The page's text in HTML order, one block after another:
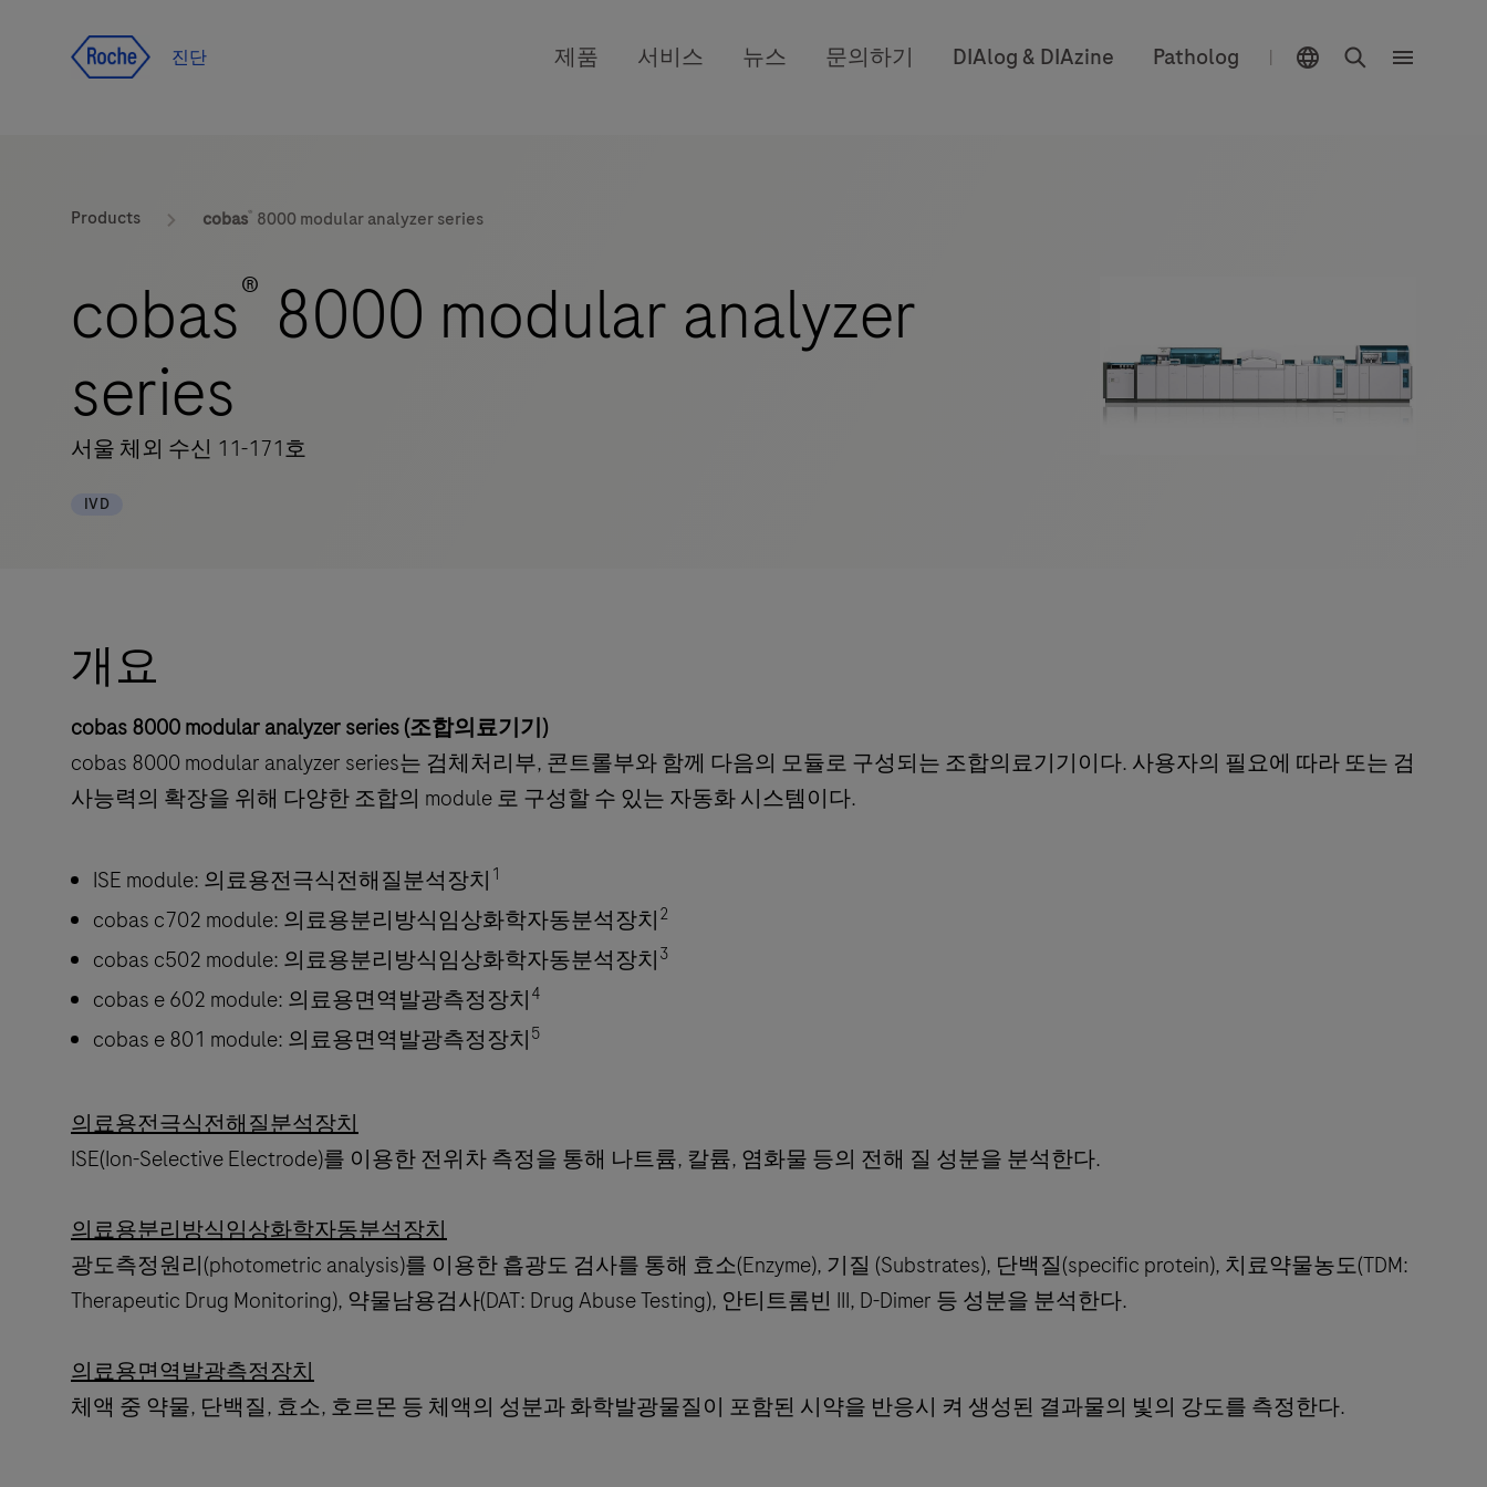
진단 제품 서비스 뉴스 문의하기 DIAlog & DIAzine Patholog |
Products cobas® 8000 modular analyzer series
cobas® 8000 modular analyzer
series
서울 체외 수신 11-171호
IVD
개요
cobas 8000 modular analyzer series (조합의료기기)
cobas 8000 modular analyzer series는 검체처리부, 콘트롤부와 함께 다음의 모듈로 구성되는 조합의료기기이다. 사용자의 필요에 따라 또는 검
사능력의 확장을 위해 다양한 조합의 module 로 구성할 수 있는 자동화 시스템이다.
ISE module: 의료용전극식전해질분석장치 1
cobas c702 module: 의료용분리방식임상화학자동분석장치 2
cobas c502 module: 의료용분리방식임상화학자동분석장치 3
cobas e 602 module: 의료용면역발광측정장치 4
cobas e 801 module: 의료용면역발광측정장치 5
의료용전극식전해질분석장치
ISE(Ion-Selective Electrode)를 이용한 전위차 측정을 통해 나트륨, 칼륨, 염화물 등의 전해 질 성분을 분석한다.
의료용분리방식임상화학자동분석장치
광도측정원리(photometric analysis)를 이용한 흡광도 검사를 통해 효소(Enzyme), 기질 (Substrates), 단백질(specific protein), 치료약물농도(TDM:
Therapeutic Drug Monitoring), 약물남용검사(DAT: Drug Abuse Testing), 안티트롬빈 III, D-Dimer 등 성분을 분석한다.
의료용면역발광측정장치
체액 중 약물, 단백질, 효소, 호르몬 등 체액의 성분과 화학발광물질이 포함된 시약을 반응시 켜 생성된 결과물의 빛의 강도를 측정한다.